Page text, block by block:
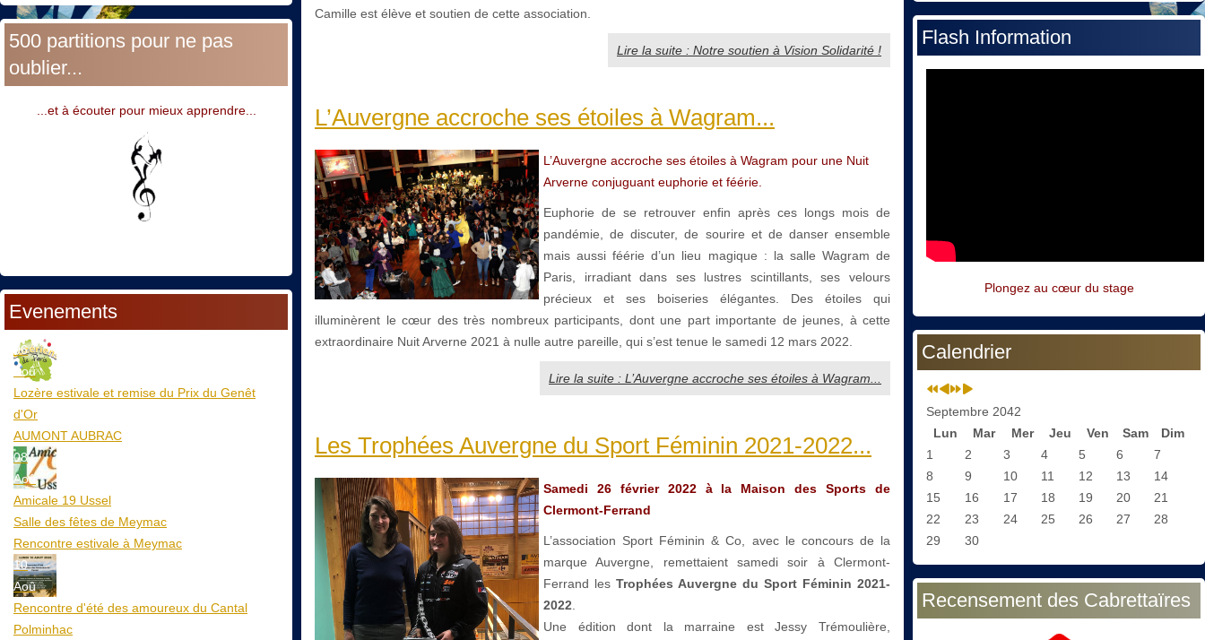
500 partitions pour ne pas
oublier...
...et à écouter pour mieux apprendre...
Evenements
06
Aoû
Lozère estivale et remise du Prix du Genêt
d'Or
AUMONT AUBRAC
08
Aoû
Amicale 19 Ussel
Salle des fêtes de Meymac
Rencontre estivale à Meymac
10
Aoû
Rencontre d'été des amoureux du Cantal
Polminhac
Camille est élève et soutien de cette association.
Lire la suite : Notre soutien à Vision Solidarité !
L’Auvergne accroche ses étoiles à Wagram...
L’Auvergne accroche ses étoiles à Wagram pour une Nuit
Arverne conjuguant euphorie et féérie.
Euphorie de se retrouver enfin après ces longs mois de
pandémie, de discuter, de sourire et de danser ensemble
mais aussi féérie d’un lieu magique : la salle Wagram de
Paris, irradiant dans ses lustres scintillants, ses velours
précieux et ses boiseries élégantes. Des étoiles qui
illuminèrent le cœur des très nombreux participants, dont une part importante de jeunes, à cette
extraordinaire Nuit Arverne 2021 à nulle autre pareille, qui s’est tenue le samedi 12 mars 2022.
Lire la suite : L’Auvergne accroche ses étoiles à Wagram...
Les Trophées Auvergne du Sport Féminin 2021-2022...
Samedi 26 février 2022 à la Maison des Sports de
Clermont-Ferrand
L’association Sport Féminin & Co, avec le concours de la
marque Auvergne, remettaient samedi soir à Clermont-
Ferrand les Trophées Auvergne du Sport Féminin 2021-
2022
Une édition dont la marraine est Jessy Trémoulière,
Flash Information
Plongez au cœur du stage
Calendrier
Septembre 2042
Lun
Mar Mer Jeu Ven Sam
Dim
1
2 3 4 5 6
7
8
9 10 11 12 13
14
15
16 17 18 19 20
21
22
23 24 25 26 27
28
29
30
Recensement des Cabrettaïres